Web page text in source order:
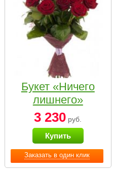
Заказать в один клик
Букет «Ничего
лишнего»
3 230 руб.
Купить